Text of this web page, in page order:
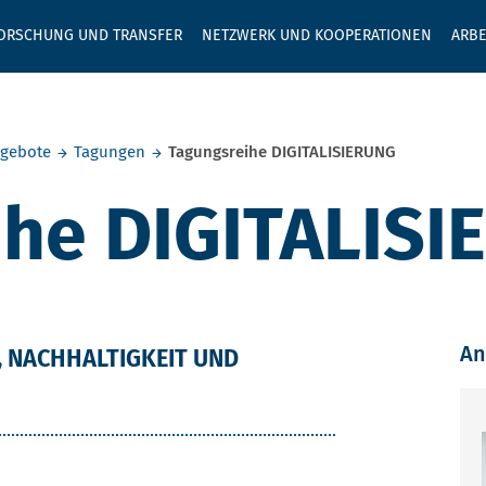
UND TRANSFER NETZWERK UND KOOPERATIONEN
GEBEN SIE
Tagungen Tagungsreihe DIGITALISIERUNG
AUF DIE ARBEIT – ERFAHRUNGEN AUS
NACHHALTIGKEIT UND